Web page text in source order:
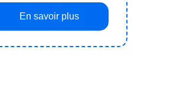
En savoir plus